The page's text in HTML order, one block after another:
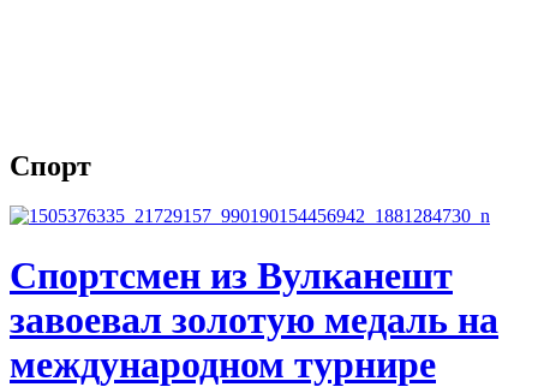
Спорт
Спортсмен из Вулканешт
завоевал золотую медаль на
международном турнире